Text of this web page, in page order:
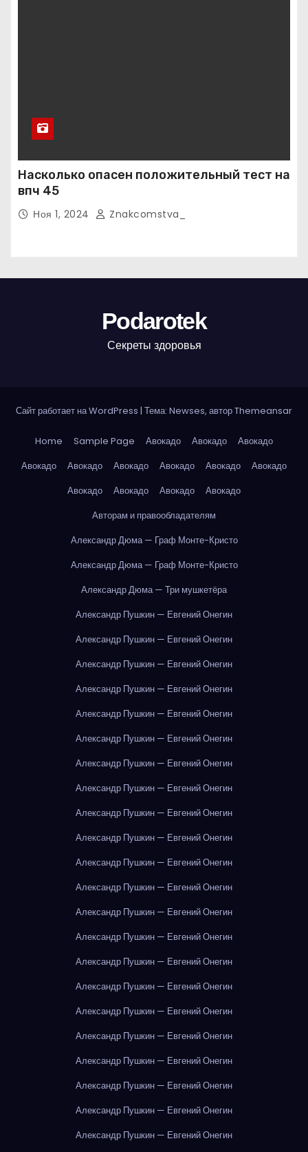
Насколько опасен положительный тест на
впч 45
Ноя 1, 2024 Znakcomstva_
Podarotek
Секреты здоровья
Сайт работает на WordPress | Тема: Newses, авторThemeansar
Home Sample Page Авокадо Авокадо
Авокадо
Авокадо
Авокадо Авокадо Авокадо Авокадо
Авокадо
Авокадо
Авокадо Авокадо
Авокадо
Авторам и правообладателям
Александр Дюма — Граф Монте-Кристо
Александр Дюма — Граф Монте-Кристо
Александр Дюма — Три мушкетёра
Александр Пушкин — Евгений Онегин
Александр Пушкин — Евгений Онегин
Александр Пушкин — Евгений Онегин
Александр Пушкин — Евгений Онегин
Александр Пушкин — Евгений Онегин
Александр Пушкин — Евгений Онегин
Александр Пушкин — Евгений Онегин
Александр Пушкин — Евгений Онегин
Александр Пушкин — Евгений Онегин
Александр Пушкин — Евгений Онегин
Александр Пушкин — Евгений Онегин
Александр Пушкин — Евгений Онегин
Александр Пушкин — Евгений Онегин
Александр Пушкин — Евгений Онегин
Александр Пушкин — Евгений Онегин
Александр Пушкин — Евгений Онегин
Александр Пушкин — Евгений Онегин
Александр Пушкин — Евгений Онегин
Александр Пушкин — Евгений Онегин
Александр Пушкин — Евгений Онегин
Александр Пушкин — Евгений Онегин
Александр Пушкин — Евгений Онегин